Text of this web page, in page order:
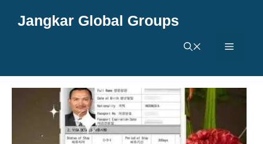
Jangkar Global Groups
Menu